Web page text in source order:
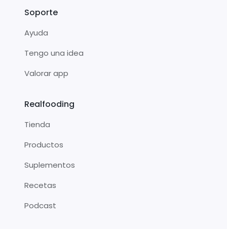
Soporte
Ayuda
Tengo una idea
Valorar app
Realfooding
Tienda
Productos
Suplementos
Recetas
Podcast